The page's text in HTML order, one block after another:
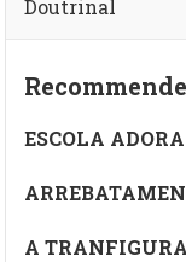
Doutrinal
ESCOLA
A